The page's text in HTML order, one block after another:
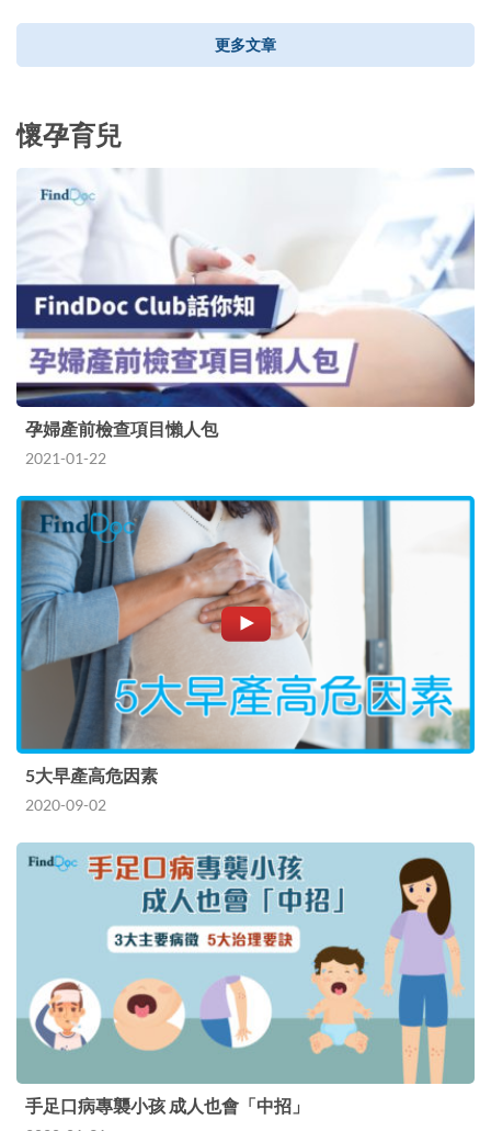
更多文章
懷孕育兒
孕婦產前檢查項目懶人包
2021-01-22
5大早產高危因素
2020-09-02
手足口病專襲小孩 成人也會「中招」